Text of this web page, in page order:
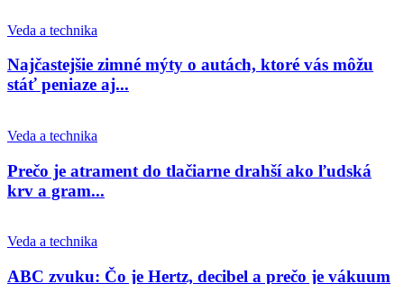
Veda a technika
Najčastejšie zimné mýty o autách, ktoré vás môžu
stáť peniaze aj...
Veda a technika
Prečo je atrament do tlačiarne drahší ako ľudská
krv a gram...
Veda a technika
ABC zvuku: Čo je Hertz, decibel a prečo je vákuum